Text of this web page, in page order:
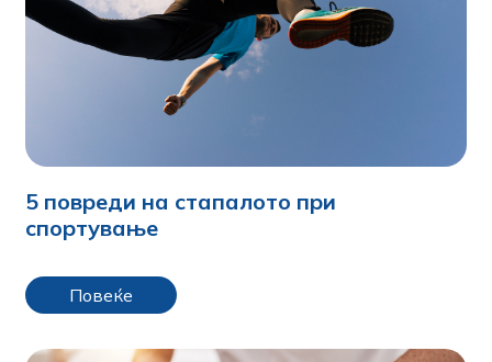
5 повреди на стапалото при
спортување
Повеќе